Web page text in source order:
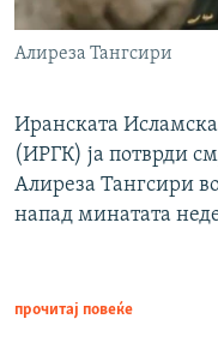
Алиреза Тангсири
Иранската
(ИРГК) ја потврди
Алиреза Тангсири
напад минатата
прочитај повеќе